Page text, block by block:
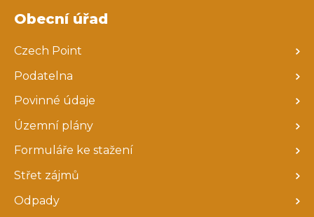
Obecní úřad
Czech Point
Podatelna
Povinné údaje
Územní plány
Formuláře ke stažení
Střet zájmů
Odpady